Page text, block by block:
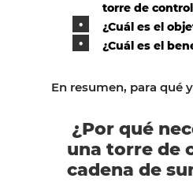
torre de
¿Cuál es el
¿Cuál es el
En resumen, para qué
¿Por qué
una torre de
cadena de